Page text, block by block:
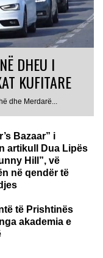
DHEU I
KUFITARE
dhe Merdarë...
Bazaar” i
artikull Dua Lipës
Hill”, vë
në qendër të
të Prishtinës
akademia e